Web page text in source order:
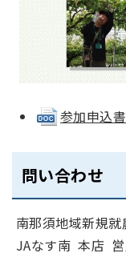
参加申込
問い合わせ
南那須地域新規
JAなす南 本店